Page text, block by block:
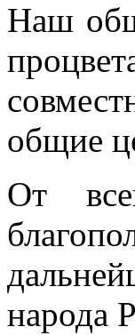
Наш
общие
От
народа